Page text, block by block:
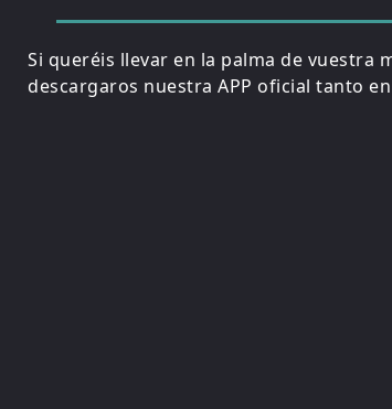
Si queréis llevar en la palma de vuestra
descargaros nuestra APP oficial tanto en